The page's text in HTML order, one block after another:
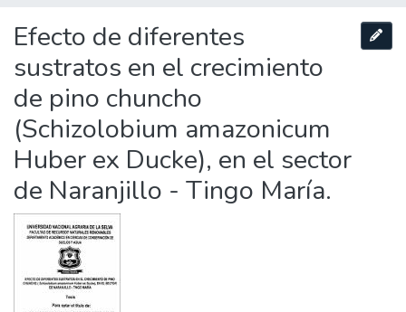
Efecto de diferentes
sustratos en el crecimiento
de pino chuncho
(Schizolobium amazonicum
Huber ex Ducke), en el sector
de Naranjillo - Tingo María.